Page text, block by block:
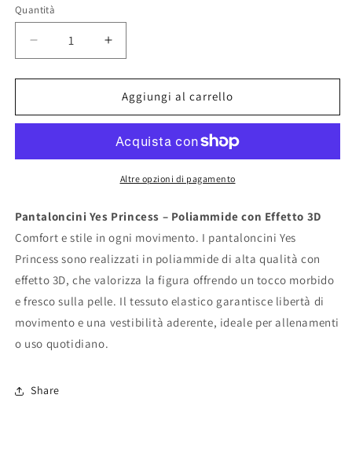
Quantità
Diminuisci
quantità
per
Yes
Aumenta
quantità
per
Pantaloncini
Yes
3D
Aggiungi al carrello
Altre opzioni di pagamento
Pantaloncini Yes Princess – Poliammide con Effetto 3D
Comfort e stile in ogni movimento. I pantaloncini Yes
Princess sono realizzati in poliammide di alta qualità con
effetto 3D, che valorizza la figura offrendo un tocco morbido
e fresco sulla pelle. Il tessuto elastico garantisce libertà di
movimento e una vestibilità aderente, ideale per allenamenti
o uso quotidiano.
Share